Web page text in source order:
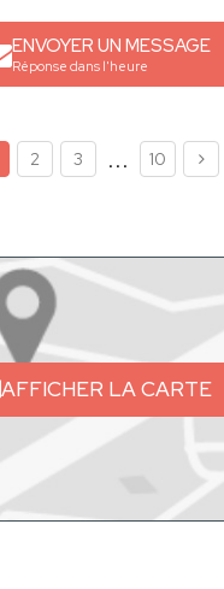
ENVOYER UN MESSAGE
Réponse dans l'heure
2 3 ... 10
AFFICHER LA CARTE